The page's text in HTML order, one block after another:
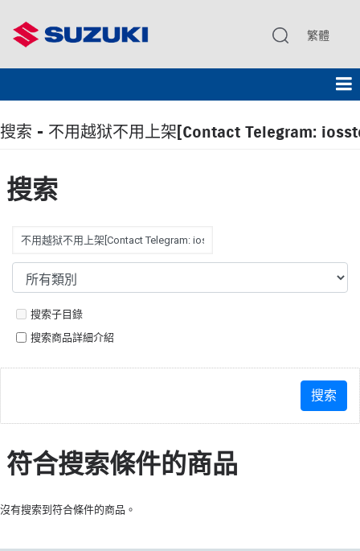
繁體
搜索 - 不用越狱不用上架[Contact Telegram:
搜索
搜索子目錄
搜索商品詳細介紹
符合搜索條件的商品
沒有搜索到符合條件的商品。